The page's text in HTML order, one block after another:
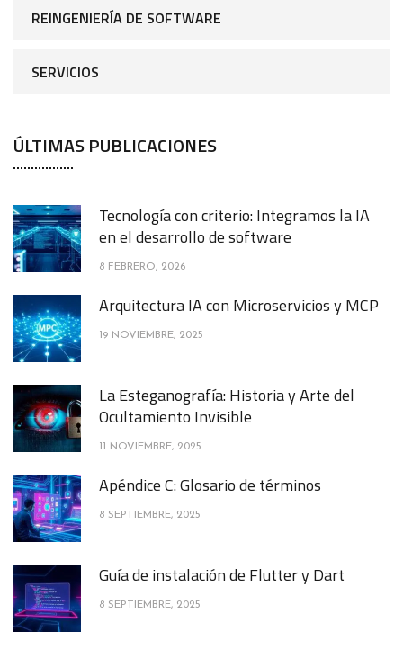
REINGENIERÍA DE SOFTWARE
SERVICIOS
ÚLTIMAS PUBLICACIONES
Tecnología con criterio: Integramos la IA
en el desarrollo de software
8 FEBRERO, 2026
Arquitectura IA con Microservicios y MCP
19 NOVIEMBRE, 2025
La Esteganografía: Historia y Arte del
Ocultamiento Invisible
11 NOVIEMBRE, 2025
Apéndice C: Glosario de términos
8 SEPTIEMBRE, 2025
Guía de instalación de Flutter y Dart
8 SEPTIEMBRE, 2025